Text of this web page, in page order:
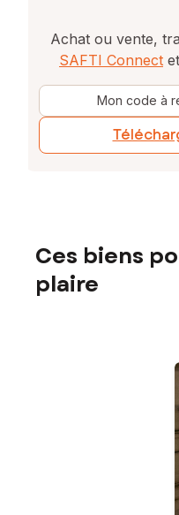
Achat ou vente,
SAFTI Connect
Mon code à
Ces biens
plaire